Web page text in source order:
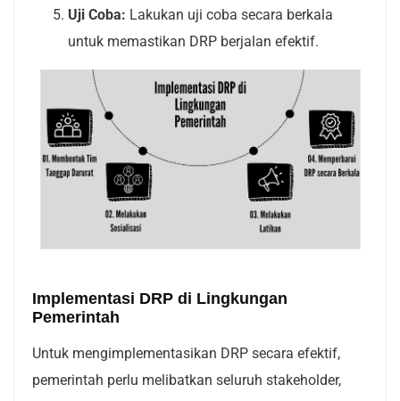
Uji Coba: Lakukan uji coba secara berkala
untuk memastikan DRP berjalan efektif.
Implementasi DRP di Lingkungan
Pemerintah
Untuk mengimplementasikan DRP secara efektif,
pemerintah perlu melibatkan seluruh stakeholder,